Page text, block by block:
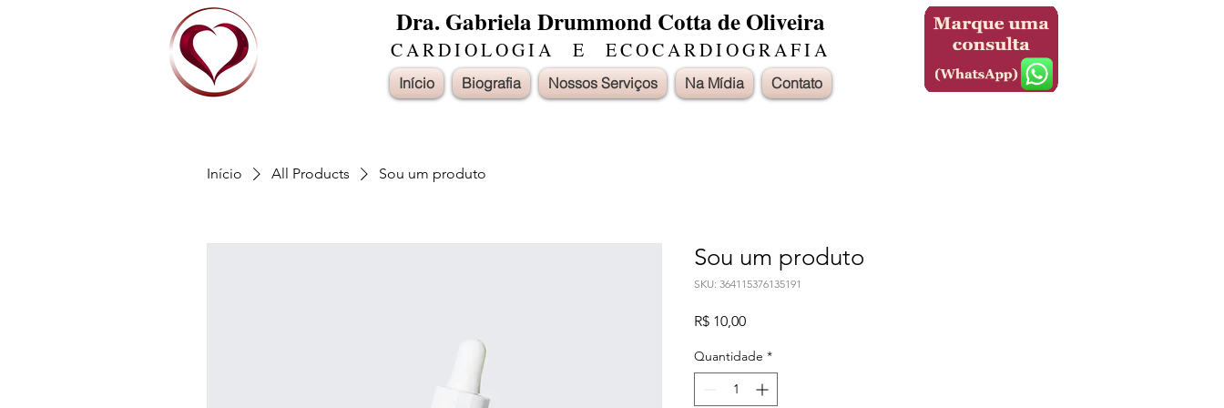
Dra. Gabriela Drummond Cotta de Oliveira
CARDIOLOGIA E ECOCARDIOGRAFIA
Início Biografia Nossos Serviços Na Mídia Contato
Início All Products Sou um produto
Sou um produto
SKU: 364115376135191
R$ 10,00Preço
Quantidade *